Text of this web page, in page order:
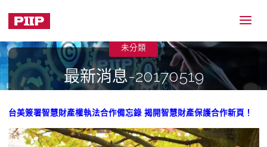
最新消息-20170519
未分類
台美簽署智慧財產權執法合作備忘錄 揭開智慧財產保護合作新頁！